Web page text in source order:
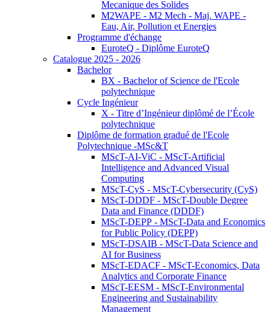
Mecanique des Solides
M2WAPE - M2 Mech - Maj. WAPE -
Eau, Air, Pollution et Energies
Programme d'échange
EuroteQ - Diplôme EuroteQ
Catalogue 2025 - 2026
Bachelor
BX - Bachelor of Science de l'Ecole
polytechnique
Cycle Ingénieur
X - Titre d’Ingénieur diplômé de l’École
polytechnique
Diplôme de formation gradué de l'Ecole
Polytechnique -MSc&T
MScT-AI-ViC - MScT-Artificial
Intelligence and Advanced Visual
Computing
MScT-CyS - MScT-Cybersecurity (CyS)
MScT-DDDF - MScT-Double Degree
Data and Finance (DDDF)
MScT-DEPP - MScT-Data and Economics
for Public Policy (DEPP)
MScT-DSAIB - MScT-Data Science and
AI for Business
MScT-EDACF - MScT-Economics, Data
Analytics and Corporate Finance
MScT-EESM - MScT-Environmental
Engineering and Sustainability
Management